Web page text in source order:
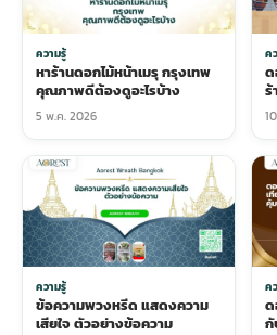
ความรู้
หาร้านดอกไม้หน้าเมรุ กรุงเทพ
คุณภาพดีต้องดูอะไรบ้าง
5 พ.ค. 2026
ค
ด
ร้
ต่
ความรู้
ข้อความพวงหรีด แสดงความ
เสียใจ ตัวอย่างข้อความ
ค
ด
กั